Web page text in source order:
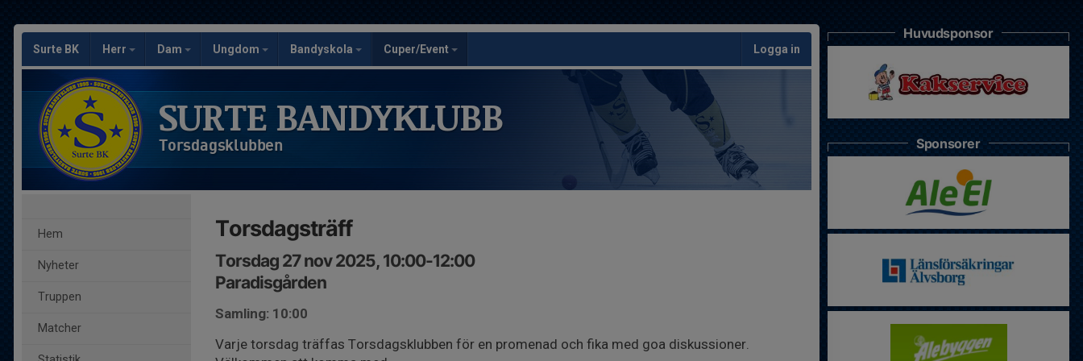
Surte BK Herr Dam Ungdom Bandyskola Cuper/Event Logga in
SURTE BANDYKLUBB
Torsdagsklubben
Hem
Nyheter
Truppen
Matcher
Torsdagsträff
Torsdag 27 nov 2025, 10:00-12:00
Paradisgården
Samling: 10:00
Varje torsdag träffas Torsdagsklubben för en promenad och fika med goa diskussioner.
Huvudsponsor
Sponsorer